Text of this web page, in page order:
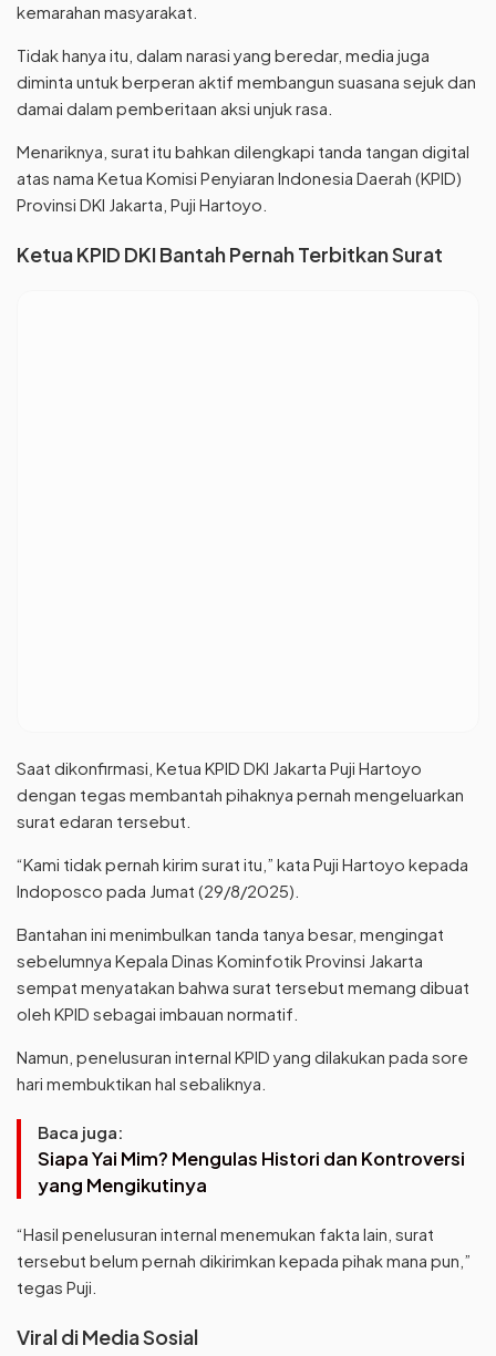
kemarahan masyarakat.
Tidak hanya itu, dalam narasi yang beredar, media juga
diminta untuk berperan aktif membangun suasana sejuk dan
damai dalam pemberitaan aksi unjuk rasa.
Menariknya, surat itu bahkan dilengkapi tanda tangan digital
atas nama Ketua Komisi Penyiaran Indonesia Daerah (KPID)
Provinsi DKI Jakarta, Puji Hartoyo.
Ketua KPID DKI Bantah Pernah Terbitkan Surat
Saat dikonfirmasi, Ketua KPID DKI Jakarta Puji Hartoyo
dengan tegas membantah pihaknya pernah mengeluarkan
surat edaran tersebut.
“Kami tidak pernah kirim surat itu,” kata Puji Hartoyo kepada
Indoposco pada Jumat (29/8/2025).
Bantahan ini menimbulkan tanda tanya besar, mengingat
sebelumnya Kepala Dinas Kominfotik Provinsi Jakarta
sempat menyatakan bahwa surat tersebut memang dibuat
oleh KPID sebagai imbauan normatif.
Namun, penelusuran internal KPID yang dilakukan pada sore
hari membuktikan hal sebaliknya.
Baca juga:
Siapa Yai Mim? Mengulas Histori dan Kontroversi
yang Mengikutinya
“Hasil penelusuran internal menemukan fakta lain, surat
tersebut belum pernah dikirimkan kepada pihak mana pun,”
tegas Puji.
Viral di Media Sosial